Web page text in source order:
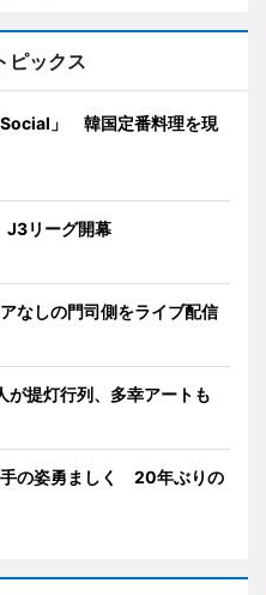
ピックス
Social」 韓国定番料理を現
リーグ開幕
なしの門司側をライブ配信
提灯行列、多幸アートも
手の姿勇ましく 20年ぶりの